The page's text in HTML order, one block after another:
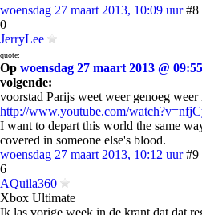
woensdag 27 maart 2013, 10:09 uur #8
0
JerryLee
quote:
Op woensdag 27 maart 2013 @ 09:55
volgende:
voorstad Parijs weet weer genoeg
http://www.youtube.com/
I want to depart this world the same
covered in someone else's blood.
woensdag 27 maart 2013, 10:12 uur #9
6
AQuila360
Xbox Ultimate
Ik las vorige week in de krant dat dat